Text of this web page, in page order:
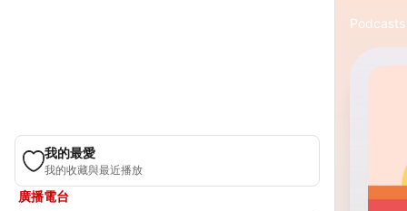
我的最愛
我的收藏與最近播放
廣播電台
Podcasts